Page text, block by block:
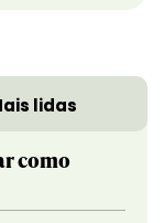
lidas
como